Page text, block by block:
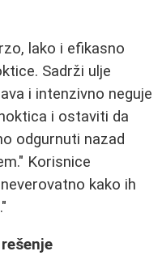
lako i efikasno
Sadrži ulje
i intenzivno neguje
i ostaviti da
odgurnuti nazad
Korisnice
kako ih